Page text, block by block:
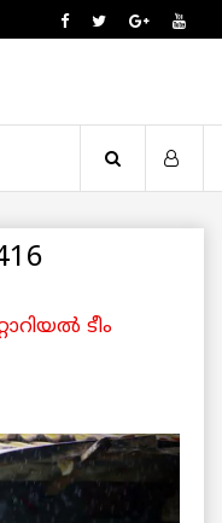
ടീം